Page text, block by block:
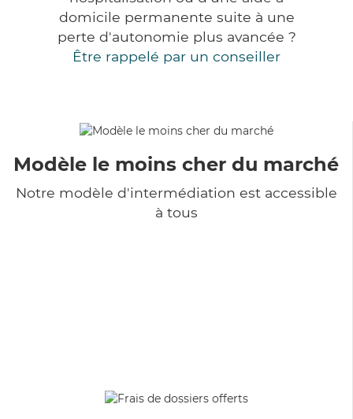
domicile permanente suite à une
perte d'autonomie plus avancée ?
Être rappelé par un conseiller
Modèle le moins cher du marché
Notre modèle d'intermédiation est accessible
à tous